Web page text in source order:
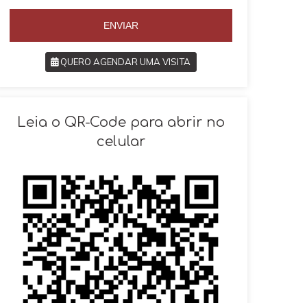
ENVIAR
QUERO AGENDAR UMA VISITA
VOLTAR
Leia o QR-Code para abrir no
celular